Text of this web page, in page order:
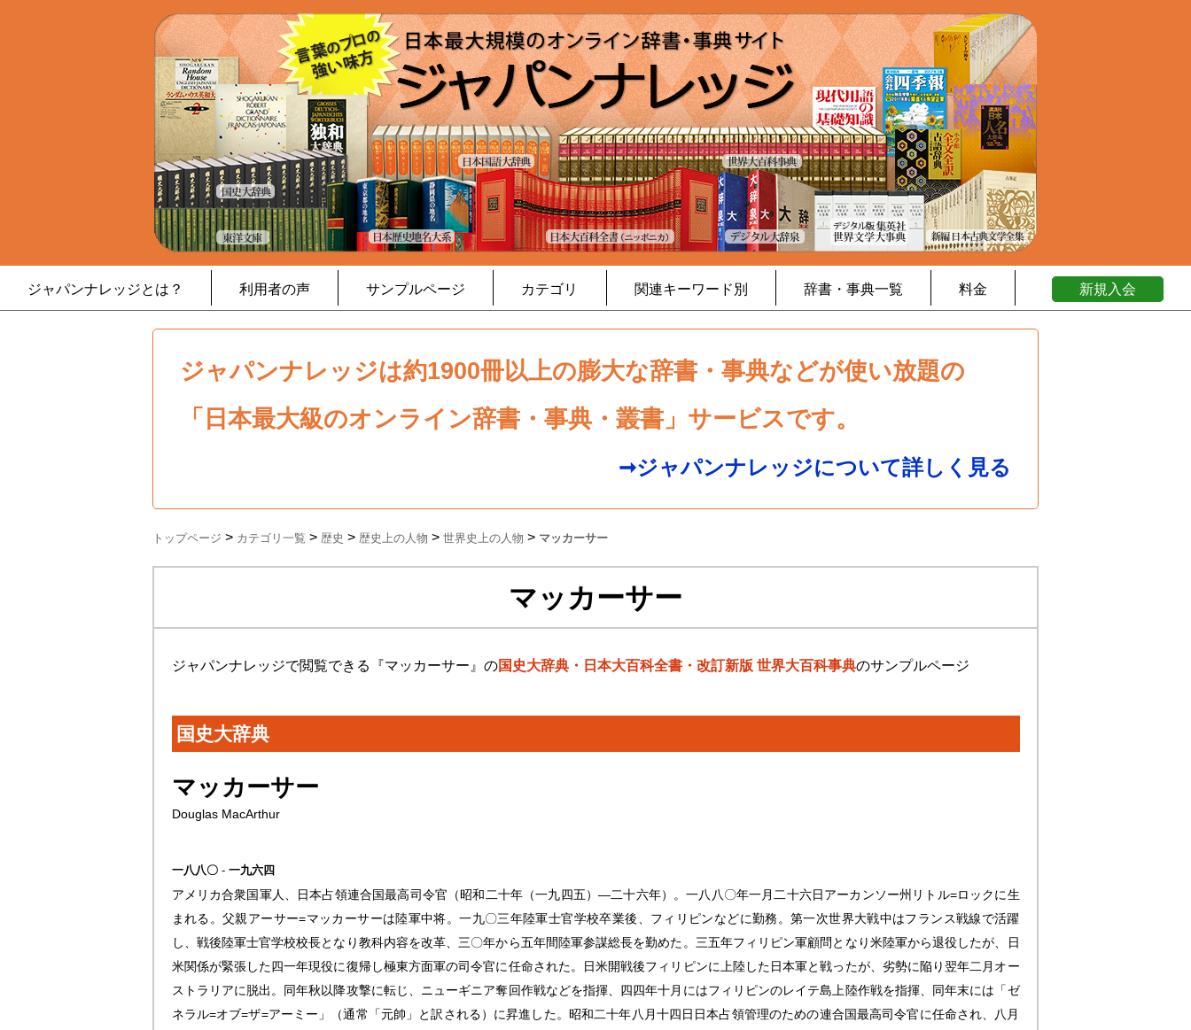
ジャパンナレッジとは？ 利用者の声 サンプルページ カテゴリ 関連キーワード別 辞書・事典一覧 料金 新規入会
ジャパンナレッジは約1900冊以上の膨大な辞書・事典などが使い放題の
「日本最大級のオンライン辞書・事典・叢書」サービスです。
➞ジャパンナレッジについて詳しく見る
トップページ > カテゴリ一覧 > 歴史 > 歴史上の人物 > 世界史上の人物 > マッカーサー
マッカーサー
ジャパンナレッジで閲覧できる『マッカーサー』の国史大辞典・日本大百科全書・改訂新版 世界大百科事典のサンプルページ
国史大辞典
マッカーサー
Douglas MacArthur
一八八〇- 一九六四
アメリカ合衆国軍人、日本占領連合国最高司令官（昭和二十年（一九四五）―二十六年）。一八八〇年一月二十六日アーカンソー州リトル=ロックに生
まれる。父親アーサー=マッカーサーは陸軍中将。一九〇三年陸軍士官学校卒業後、フィリピンなどに勤務。第一次世界大戦中はフランス戦線で活躍
し、戦後陸軍士官学校校長となり教科内容を改革、三〇年から五年間陸軍参謀総長を勤めた。三五年フィリピン軍顧問となり米陸軍から退役したが、日
米関係が緊張した四一年現役に復帰し極東方面軍の司令官に任命された。日米開戦後フィリピンに上陸した日本軍と戦ったが、劣勢に陥り翌年二月オー
ストラリアに脱出。同年秋以降攻撃に転じ、ニューギニア奪回作戦などを指揮、四四年十月にはフィリピンのレイテ島上陸作戦を指揮、同年末には「ゼ
ネラル=オブ=ザ=アーミー」（通常「元帥」と訳される）に昇進した。昭和二十年八月十四日日本占領管理のための連合国最高司令官に任命され、八月